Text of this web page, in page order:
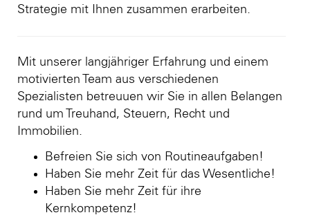
Strategie mit Ihnen zusammen erarbeiten.
Mit unserer langjähriger Erfahrung und einem
motivierten Team aus verschiedenen
Spezialisten betreuuen wir Sie in allen Belangen
rund um Treuhand, Steuern, Recht und
Immobilien.
Befreien Sie sich von Routineaufgaben!
Haben Sie mehr Zeit für das Wesentliche!
Haben Sie mehr Zeit für ihre
Kernkompetenz!